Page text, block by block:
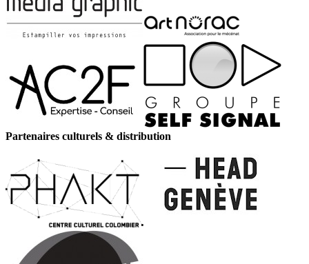
Partenaires culturels & distribution